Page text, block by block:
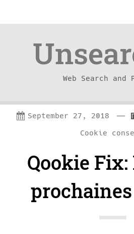
Skip
Skip
Web Search and
September 27, 2018 —
a
e
o
Cookie
Qookie